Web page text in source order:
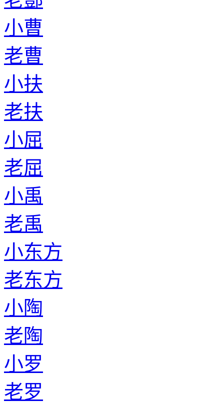
小曹
老曹
小扶
老扶
小屈
老屈
小禹
老禹
小东方
老东方
小陶
老陶
小罗
老罗